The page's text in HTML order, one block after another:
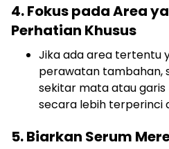
4. Fokus pada Area
Perhatian Khusus
Jika ada area tertentu
perawatan tambahan,
sekitar mata atau garis
secara lebih terperinci
5. Biarkan Serum